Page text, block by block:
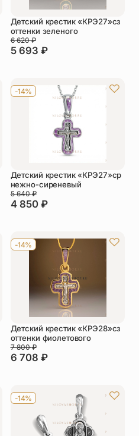
Детский крестик «КРЭ27»сз
оттенки зеленого
5 693 ₽
6 620₽
-14%
Детский крестик «КРЭ27»ср
нежно-сиреневый
4 850 ₽
5 640₽
-14%
Детский крестик «КРЭ28»сз
оттенки фиолетового
6 708 ₽
7 800₽
-14%